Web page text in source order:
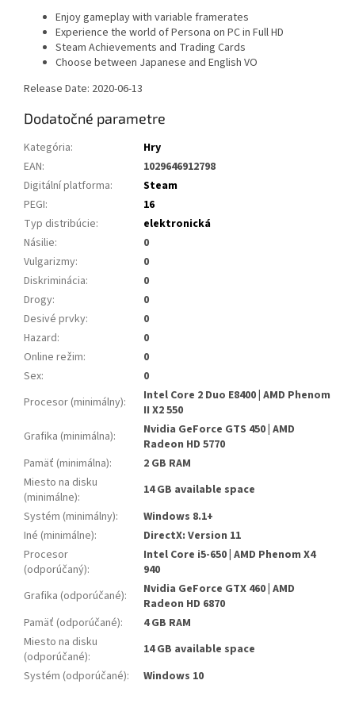
Enjoy gameplay with variable framerates
Experience the world of Persona on PC in Full HD
Steam Achievements and Trading Cards
Choose between Japanese and English VO
Release Date: 2020-06-13
Dodatočné parametre
Kategória:
Hry
EAN:
1029646912798
Digitální platforma:
Steam
PEGI:
16
Typ distribúcie:
elektronická
Násilie:
0
Vulgarizmy:
0
Diskriminácia:
0
Drogy:
0
Desivé prvky:
0
Hazard:
0
Online režim:
0
Sex:
0
Procesor (minimálny):
Intel Core 2 Duo E8400 | AMD Phenom
II X2 550
Grafika (minimálna):
Nvidia GeForce GTS 450 | AMD
Radeon HD 5770
Pamäť (minimálna):
2 GB RAM
Miesto na disku
(minimálne):
14 GB available space
Systém (minimálny):
Windows 8.1+
Iné (minimálne):
DirectX: Version 11
Procesor
(odporúčaný):
Intel Core i5-650 | AMD Phenom X4
940
Grafika (odporúčané):
Nvidia GeForce GTX 460 | AMD
Radeon HD 6870
Pamäť (odporúčané):
4 GB RAM
Miesto na disku
(odporúčané):
14 GB available space
Systém (odporúčané): Windows 10